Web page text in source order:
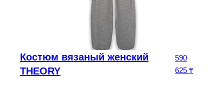
Костюм вязаный женский
THEORY
590
625₸